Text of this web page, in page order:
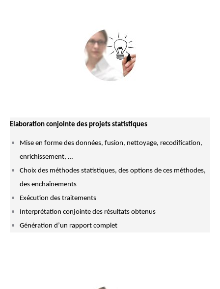
Elaboration conjointe des projets statistiques
Mise en forme des données, fusion, nettoyage, recodification,
enrichissement, …
Choix des méthodes statistiques, des options de ces méthodes,
des enchaînements
Exécution des traitements
Interprétation conjointe des résultats obtenus
Génération d’un rapport complet